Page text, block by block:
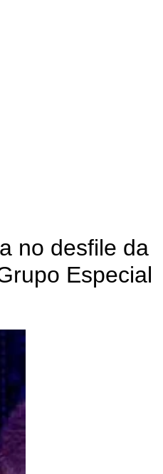
no desfile da
Especial